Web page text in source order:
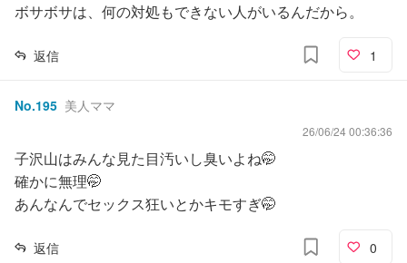
ボサボサは、何の対処もできない人がいるんだから。
返信 1
No.195 美人ママ
26/06/24 00:36:36
子沢山はみんな見た目汚いし臭いよね🤭
確かに無理🤭
あんなんでセックス狂いとかキモすぎ🤭
返信 0